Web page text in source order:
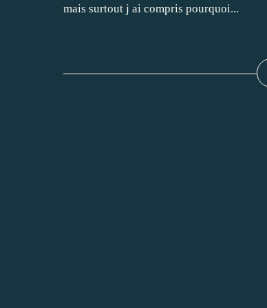
mais surtout j ai compris pourquoi...